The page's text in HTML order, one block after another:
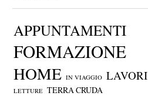
APPUNTAMENTI
FORMAZIONE
HOME IN VIAGGIO LAVORI
LETTURE TERRA CRUDA